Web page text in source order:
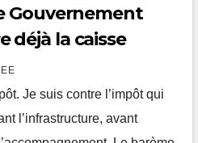
Gouvernement
déjà la caisse
Je suis contre l’impôt qui
l’infrastructure, avant